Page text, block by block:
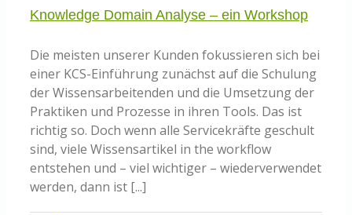
Knowledge Domain Analyse – ein Workshop
Die meisten unserer Kunden fokussieren sich bei
einer KCS-Einführung zunächst auf die Schulung
der Wissensarbeitenden und die Umsetzung der
Praktiken und Prozesse in ihren Tools. Das ist
richtig so. Doch wenn alle Servicekräfte geschult
sind, viele Wissensartikel in the workflow
entstehen und – viel wichtiger – wiederverwendet
werden, dann ist [...]